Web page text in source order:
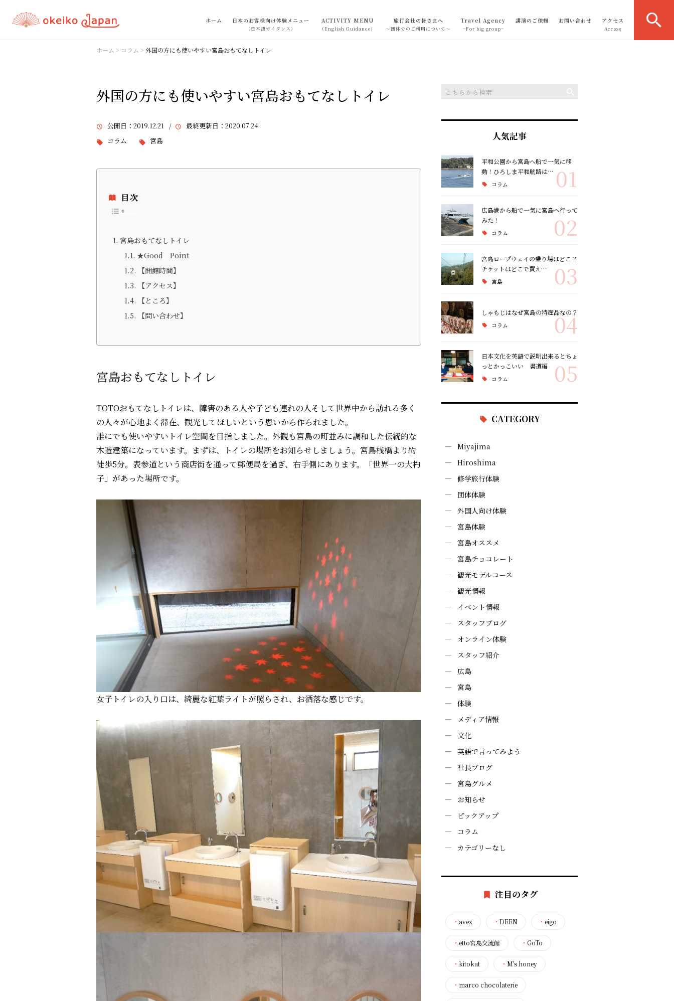
ホーム 日本のお客様向け体験メニュー
（日本語ガイダンス）
ACTIVITY MENU
（English Guidance）
旅行会社の皆さまへ
～団体でのご利用について～
Travel Agency
~For big group~
講演のご依頼 お問い合わせ アクセス
Access
ホーム > コラム > 外国の方にも使いやすい宮島おもてなしトイレ
外国の方にも使いやすい宮島おもてなしトイレ
公開日 ：2019.12.21 / 最終更新日 ：2020.07.24
コラム
宮島
目次
宮島おもてなしトイレ
★Good Point
【開館時間】
【アクセス】
【ところ】
【問い合わせ】
宮島おもてなしトイレ
TOTOおもてなしトイレは、障害のある人や子ども連れの人そして世界中から訪れる多く
の人々が心地よく滞在、観光してほしいという思いから作られました。
誰にでも使いやすいトイレ空間を目指しました。外観も宮島の町並みに調和した伝統的な
木造建築になっています。まずは、トイレの場所をお知らせしましょう。宮島桟橋より約
徒歩5分。表参道という商店街を通って郵便局を過ぎ、右手側にあります。「世界一の大杓
子」があった場所です。
女子トイレの入り口は、綺麗な紅葉ライトが照らされ、お洒落な感じです。
人気記事
平和公園から宮島へ船で一気に移
動！ひろしま平和航路は…
コラム 01
広島港から船で一気に宮島へ行って
みた！
コラム 02
宮島ロープウェイの乗り場はどこ？
チケットはどこで買え…
宮島 03
しゃもじはなぜ宮島の特産品なの？
コラム 04
日本文化を英語で説明出来るとちょ
っとかっこいい 書道編
コラム 05
CATEGORY
Miyajima
Hiroshima
修学旅行体験
団体体験
外国人向け体験
宮島体験
宮島オススメ
宮島チョコレート
観光モデルコース
観光情報
イベント情報
スタッフブログ
オンライン体験
スタッフ紹介
広島
宮島
体験
メディア情報
文化
英語で言ってみよう
社長ブログ
宮島グルメ
お知らせ
ピックアップ
コラム
カテゴリーなし
注目のタグ
・ avex ・ DEEN ・ eigo
・ etto宮島交流館 ・ GoTo
・ kitokat ・ M's honey
・ marco chocolaterie